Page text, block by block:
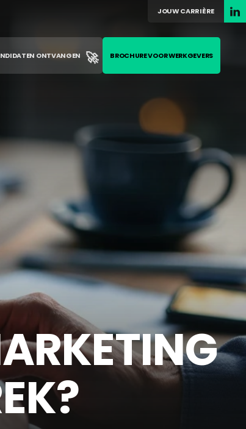
JOUW CARRIÈRE
ONTVANGEN 🚀 BROCHURE VOOR WERKGEVERS